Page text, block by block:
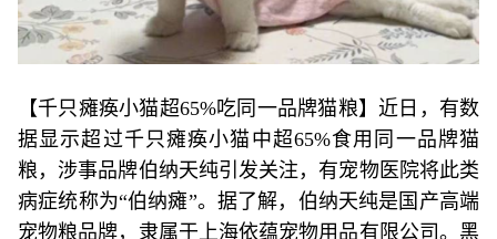
【千只瘫痪小猫超65%吃同一品牌猫粮】近日，有数
据显示超过千只瘫痪小猫中超65%食用同一品牌猫
粮，涉事品牌伯纳天纯引发关注，有宠物医院将此类
病症统称为“伯纳瘫”。据了解，伯纳天纯是国产高端
宠物粮品牌，隶属于上海依蕴宠物用品有限公司。黑